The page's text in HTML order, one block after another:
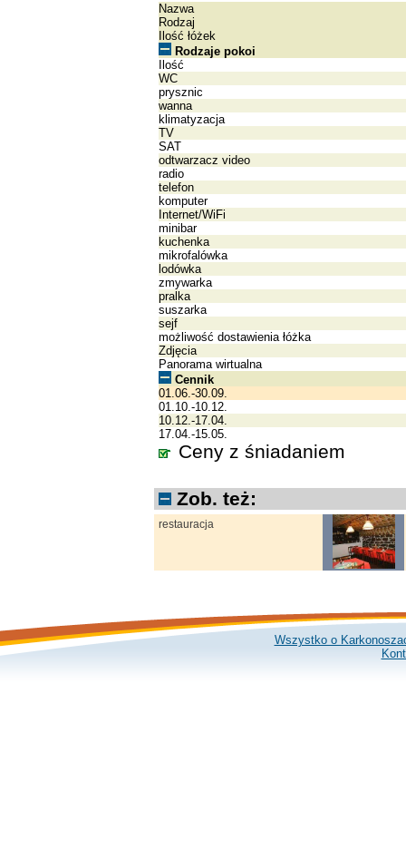
Nazwa
Rodzaj
Ilość łóżek
Rodzaje pokoi
Ilość
WC
prysznic
wanna
klimatyzacja
TV
SAT
odtwarzacz video
radio
telefon
komputer
Internet/WiFi
minibar
kuchenka
mikrofalówka
lodówka
zmywarka
pralka
suszarka
sejf
możliwość dostawienia łóżka
Zdjęcia
Panorama wirtualna
Cennik
01.06.-30.09.
01.10.-10.12.
10.12.-17.04.
17.04.-15.05.
Ceny z śniadaniem
Zob. też:
restauracja
Wszystko o